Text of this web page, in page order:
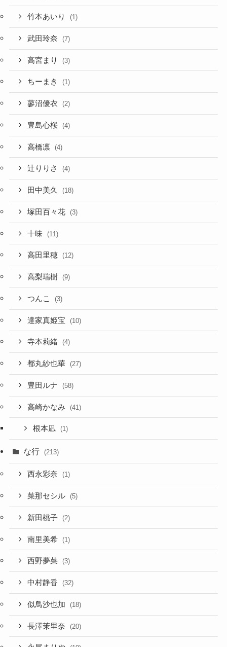
竹本あいり (1)
武田玲奈 (7)
高宮まり (3)
ちーまき (1)
蓼沼優衣 (2)
豊島心桜 (4)
高橋凛 (4)
辻りりさ (4)
田中美久 (18)
塚田百々花 (3)
十味 (11)
高田里穂 (12)
高梨瑞樹 (9)
つんこ (3)
達家真姫宝 (10)
寺本莉緒 (4)
都丸紗也華 (27)
豊田ルナ (58)
高崎かなみ (41)
根本凪 (1)
な行 (213)
西永彩奈 (1)
菜那セシル (5)
新田桃子 (2)
南里美希 (1)
西野夢菜 (3)
中村静香 (32)
似鳥沙也加 (18)
長澤茉里奈 (20)